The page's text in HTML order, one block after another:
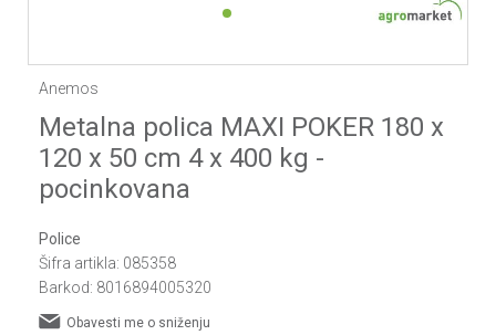
1
Anemos
Metalna polica MAXI POKER 180 x
120 x 50 cm 4 x 400 kg -
pocinkovana
Police
Šifra artikla: 085358
Barkod: 8016894005320
Obavesti me o sniženju